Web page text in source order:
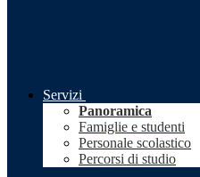
Servizi
Panoramica
Famiglie e studenti
Personale scolastico
Percorsi di studio